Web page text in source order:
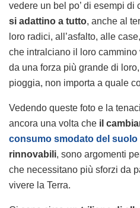
vedere un bel po’ di esempi di
si adattino a tutto, anche al
loro radici, all’asfalto, alle
che intralciano il loro cammino
da una forza più grande di
pioggia, non importa a quale
Vedendo queste foto e la
ancora una volta che il
consumo smodato del suolo
rinnovabili, sono argomenti
che necessitano più sforzi da
vivere la Terra.